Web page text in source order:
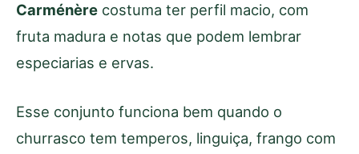
Carménère costuma ter perfil macio, com
fruta madura e notas que podem lembrar
especiarias e ervas.
Esse conjunto funciona bem quando o
churrasco tem temperos, linguiça, frango com